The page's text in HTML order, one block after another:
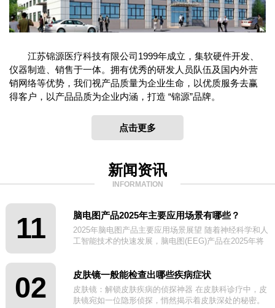
江苏锦源医疗科技有限公司1999年成立，集软硬件开发、
仪器制造、销售于一体。拥有优秀的研发人员队伍及国内外营
销网络等优势，我们视产品质量为企业生命，以优质服务去赢
得客户，以产品品质为企业内涵，打造 “锦源”品牌。
点击更多
新闻资讯
INFORMATION
11 脑电图产品2025年主要应用场景有哪些？
2025年脑电图产品主要应用场景展望 随着神经科学和人
工智能技术的快速发展，脑电图(EEG)产品在2025年将
02 皮肤镜一般能检查出哪些疾病症状
皮肤镜：解锁皮肤疾病的侦探神器 在皮肤科诊疗中，皮
肤镜宛如一位隐形侦探，悄然揭示着皮肤深处的秘密。